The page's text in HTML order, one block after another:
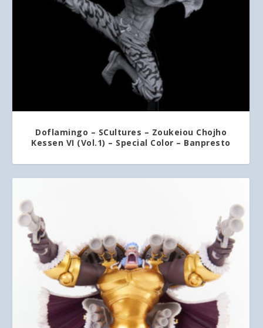
Doflamingo – SCultures – Zoukeiou Chojho
Kessen VI (Vol.1) – Special Color – Banpresto